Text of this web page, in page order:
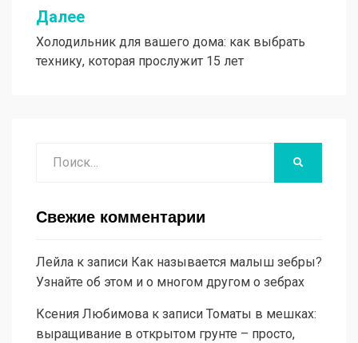
Далее
Холодильник для вашего дома: как выбрать
технику, которая прослужит 15 лет
Свежие комментарии
Лейла к записи Как называется малыш зебры?
Узнайте об этом и о многом другом о зебрах
Ксения Любимова к записи Томаты в мешках:
выращивание в открытом грунте – просто,